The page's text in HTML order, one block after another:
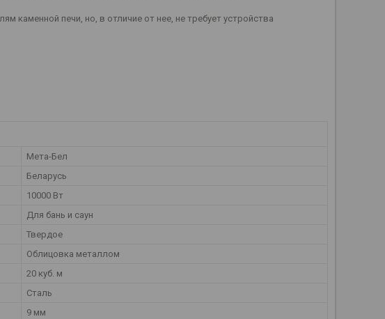
каменной печи, но, в отличие от нее, не требует устройства
Мета-Бел
Беларусь
10000 Вт
Для бань и саун
Твердое
Облицовка металлом
20 куб. м
Сталь
9 мм